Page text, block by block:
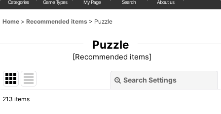
Categories Game Types My Page Search About us
Home > Recommended items > Puzzle
Puzzle
[Recommended items]
Search Settings
213 items